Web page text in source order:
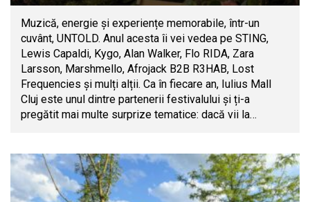
Muzică, energie și experiențe memorabile, într-un
cuvânt, UNTOLD. Anul acesta îi vei vedea pe STING,
Lewis Capaldi, Kygo, Alan Walker, Flo RIDA, Zara
Larsson, Marshmello, Afrojack B2B R3HAB, Lost
Frequencies și mulți alții. Ca în fiecare an, Iulius Mall
Cluj este unul dintre partenerii festivalului și ți-a
pregătit mai multe surprize tematice: dacă vii la…